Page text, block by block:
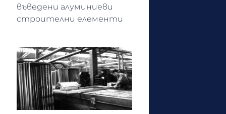
въведени алуминиеви
строителни елементи